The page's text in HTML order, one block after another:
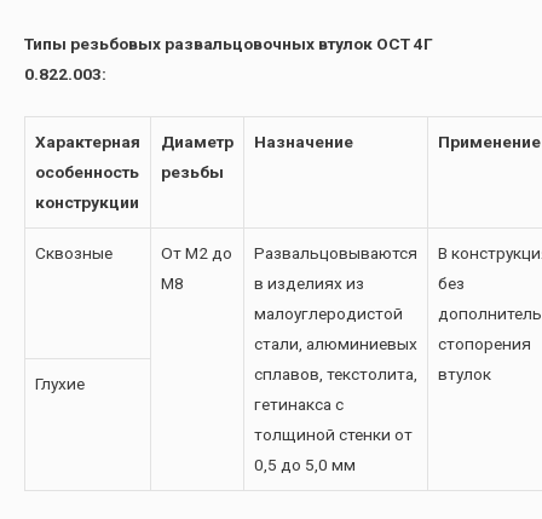
Типы резьбовых развальцовочных втулок ОСТ 4Г
0.822.003:
Характерная
особенность
конструкции
Диаметр
резьбы
Назначение Применение
Сквозные
От М2 до
М8
Развальцовываются
в изделиях из
малоуглеродистой
стали, алюминиевых
сплавов, текстолита,
гетинакса с
толщиной стенки от
0,5 до 5,0 мм
В
без
стопорения
втулок
Глухие